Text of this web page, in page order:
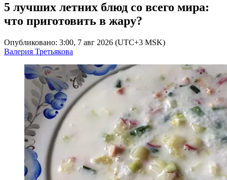
5 лучших летних блюд со всего мира:
что приготовить в жару?
Опубликовано: 3:00, 7 авг 2026 (UTC+3 MSK)
Валерия Третьякова